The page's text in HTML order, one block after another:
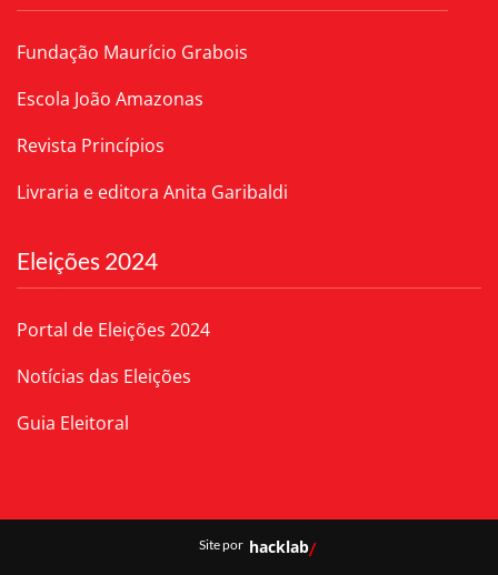
Fundação Maurício Grabois
Escola João Amazonas
Revista Princípios
Livraria e editora Anita Garibaldi
Eleições 2024
Portal de Eleições 2024
Notícias das Eleições
Guia Eleitoral
Site por hacklab/